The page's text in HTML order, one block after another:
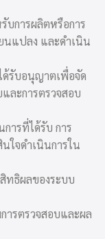
บการผลิตหรือการ
นแปลง และดำเนิน
รับอนุญาตเพื่อจัด
ละการตรวจสอบ
ารที่ได้รับ การ
ใจดำเนินการใน
ทธิผลของระบบ
ารตรวจสอบและผล